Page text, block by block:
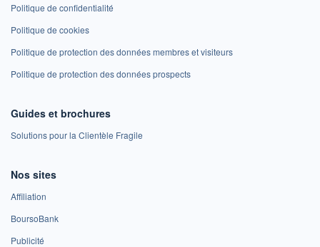
Politique de confidentialité
Politique de cookies
Politique de protection des données membres et visiteurs
Politique de protection des données prospects
Guides et brochures
Solutions pour la Clientèle Fragile
Nos sites
Affiliation
BoursoBank
Publicité